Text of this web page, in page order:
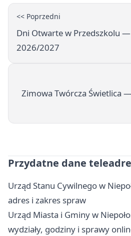
<< Poprzedni
Dni Otwarte w Przedszkolu
2026/2027
Zimowa Twórcza Świetlica
Przydatne dane
Urząd Stanu Cywilnego w
adres i zakres spraw
Urząd Miasta i Gminy w
wydziały, godziny i sprawy